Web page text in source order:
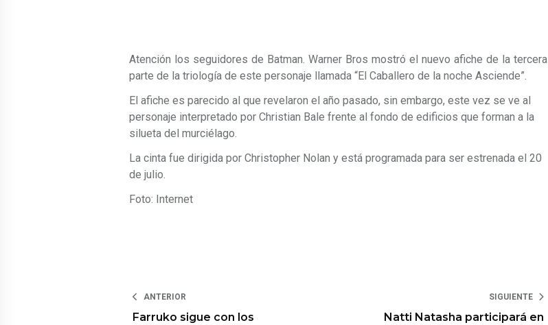
Atención los seguidores de Batman. Warner Bros mostró el nuevo afiche de la tercera
parte de la triología de este personaje llamada “El Caballero de la noche Asciende”.
El afiche es parecido al que revelaron el año pasado, sin embargo, este vez se ve al
personaje interpretado por Christian Bale frente al fondo de edificios que forman a la
silueta del murciélago.
La cinta fue dirigida por Christopher Nolan y está programada para ser estrenada el 20
de julio.
Foto: Internet
ANTERIOR
Farruko sigue con los
SIGUIENTE
Natti Natasha participará en